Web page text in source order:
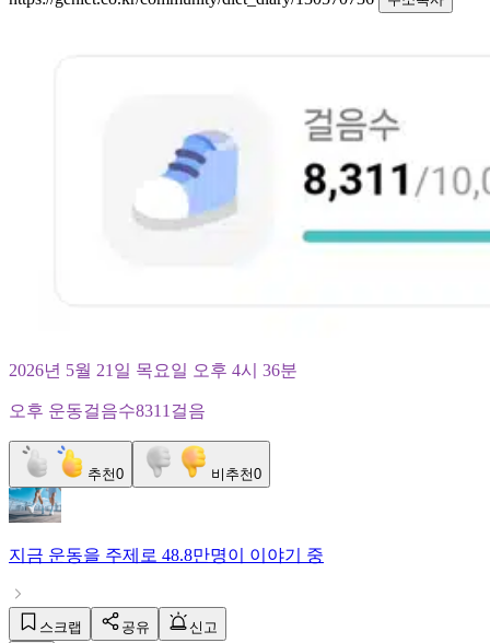
2026년 5월 21일 목요일 오후 4시 36분
오후 운동걸음수8311걸음
추천0 비추천0
지금 운동을 주제로 48.8만명이 이야기 중
스크랩 공유
신고